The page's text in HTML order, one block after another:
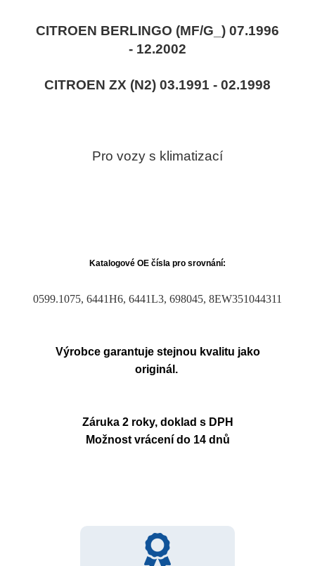
CITROEN BERLINGO (MF/G_) 07.1996
- 12.2002
CITROEN ZX (N2) 03.1991 - 02.1998
Pro vozy s klimatizací
Katalogové OE čísla pro srovnání:
0599.1075, 6441H6, 6441L3, 698045, 8EW351044311
Výrobce garantuje stejnou kvalitu jako
originál.
Záruka 2 roky, doklad s DPH
Možnost vrácení do 14 dnů